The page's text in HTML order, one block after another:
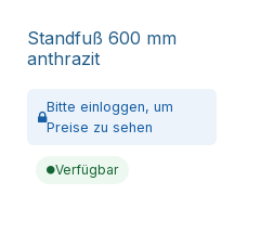
Standfuß 600 mm
anthrazit
Bitte einloggen, um
Preise zu sehen
Verfügbar